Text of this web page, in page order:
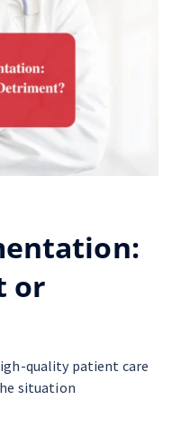
or
quality patient care
situation